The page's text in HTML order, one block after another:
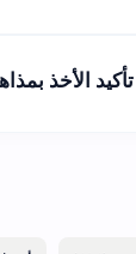
الأخذ